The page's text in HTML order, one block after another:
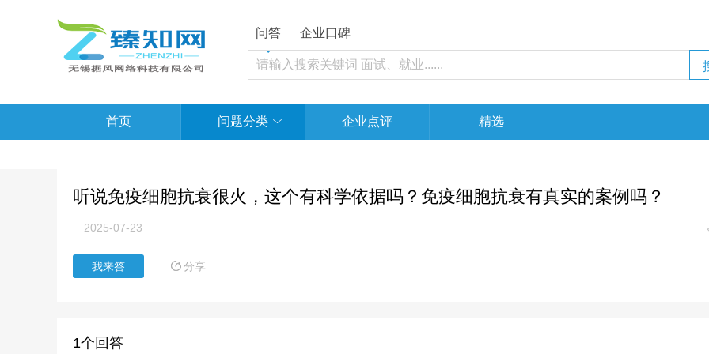
问答 企业口碑
首页 问题分类 企业点评 精选
听说免疫细胞抗衰很火，这个有科学依据吗？免疫细胞抗衰有真实的案例吗？
2025-07-23
我来答 分享
1个回答